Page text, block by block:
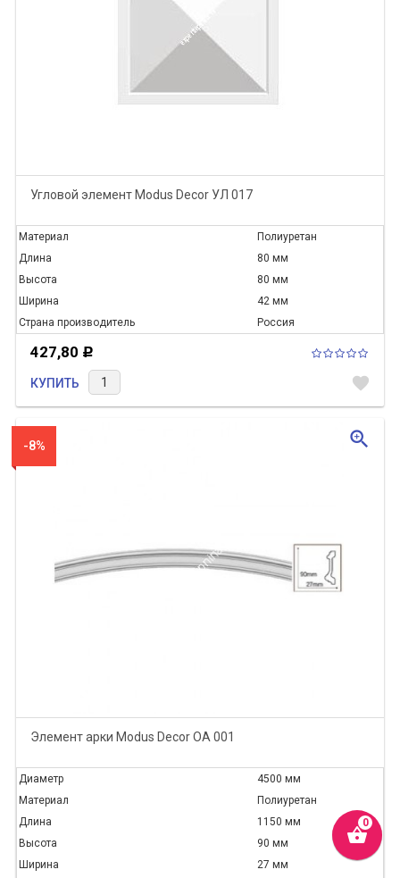
shopping_basket
Угловой элемент Modus Decor УЛ 017
Материал
Полиуретан
Длина
80 мм
Высота
80 мм
Ширина
42 мм
Страна производитель
Россия
427,80 Р
КУПИТЬ favorite
-8%
Элемент арки Modus Decor ОА 001
Диаметр
4500 мм
Материал
Полиуретан
Длина
1150 мм
Высота
90 мм
Ширина
27 мм
zoom_in